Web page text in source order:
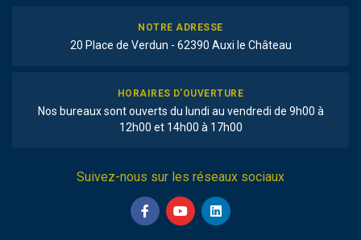
NOTRE ADRESSE
20 Place de Verdun - 62390 Auxi le Château
HORAIRES D'OUVERTURE
Nos bureaux sont ouverts du lundi au vendredi de 9h00 à
12h00 et 14h00 à 17h00
Suivez-nous sur les réseaux sociaux